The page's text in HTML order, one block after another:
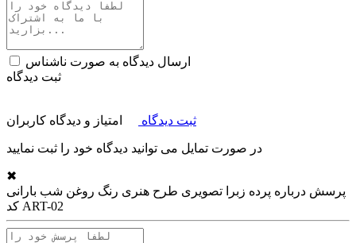
ارسال دیدگاه به صورت ناشناس
ثبت دیدگاه
ثبت دیدگاه امتیاز و دیدگاه کاربران
در صورت تمایل می توانید دیدگاه خود را ثبت نمایید
✖
پرسش درباره پرده زبرا تصویری طرح هنری رنگ روغن شب بارانی
کد ART-02